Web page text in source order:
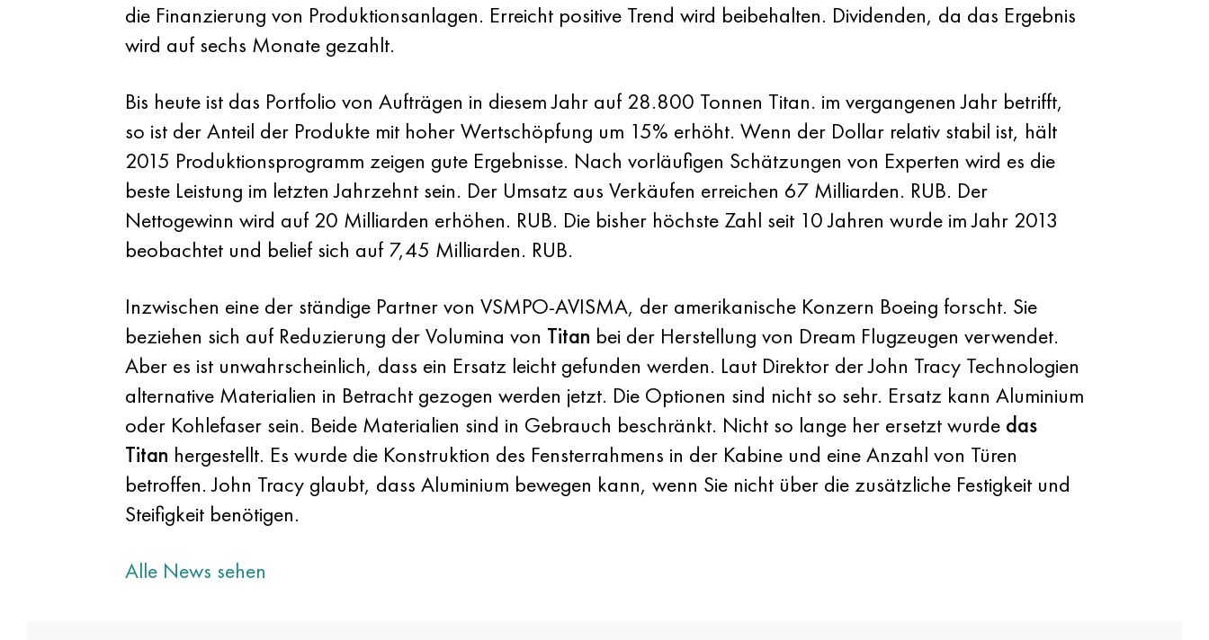
die Finanzierung von Produktionsanlagen. Erreicht positive Trend wird beibehalten. Dividenden, da das Ergebnis
wird auf sechs Monate gezahlt.
Bis heute ist das Portfolio von Aufträgen in diesem Jahr auf 28.800 Tonnen Titan. im vergangenen Jahr betrifft,
so ist der Anteil der Produkte mit hoher Wertschöpfung um 15% erhöht. Wenn der Dollar relativ stabil ist, hält
2015 Produktionsprogramm zeigen gute Ergebnisse. Nach vorläufigen Schätzungen von Experten wird es die
beste Leistung im letzten Jahrzehnt sein. Der Umsatz aus Verkäufen erreichen 67 Milliarden. RUB. Der
Nettogewinn wird auf 20 Milliarden erhöhen. RUB. Die bisher höchste Zahl seit 10 Jahren wurde im Jahr 2013
beobachtet und belief sich auf 7,45 Milliarden. RUB.
Inzwischen eine der ständige Partner von VSMPO-AVISMA, der amerikanische Konzern Boeing forscht. Sie
beziehen sich auf Reduzierung der Volumina von Titan bei der Herstellung von Dream Flugzeugen verwendet.
Aber es ist unwahrscheinlich, dass ein Ersatz leicht gefunden werden. Laut Direktor der John Tracy Technologien
alternative Materialien in Betracht gezogen werden jetzt. Die Optionen sind nicht so sehr. Ersatz kann Aluminium
oder Kohlefaser sein. Beide Materialien sind in Gebrauch beschränkt. Nicht so lange her ersetzt wurde das
Titan hergestellt. Es wurde die Konstruktion des Fensterrahmens in der Kabine und eine Anzahl von Türen
betroffen. John Tracy glaubt, dass Aluminium bewegen kann, wenn Sie nicht über die zusätzliche Festigkeit und
Steifigkeit benötigen.
Alle News sehen